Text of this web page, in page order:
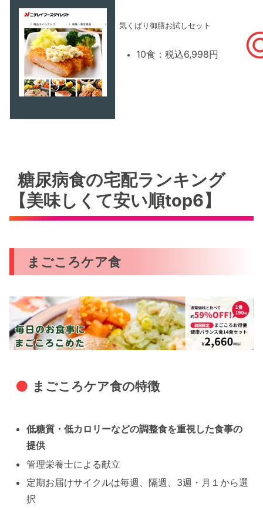
気くばり御膳お試しセット
10食：税込6,998円
糖尿病食の宅配ランキング
【美味しくて安い順top6】
まごころケア食
まごころケア食の特徴
低糖質・低カロリーなどの調整食を重視した食事の
提供
管理栄養士による献立
定期お届けサイクルは毎週、隔週、3週・月１から選
択